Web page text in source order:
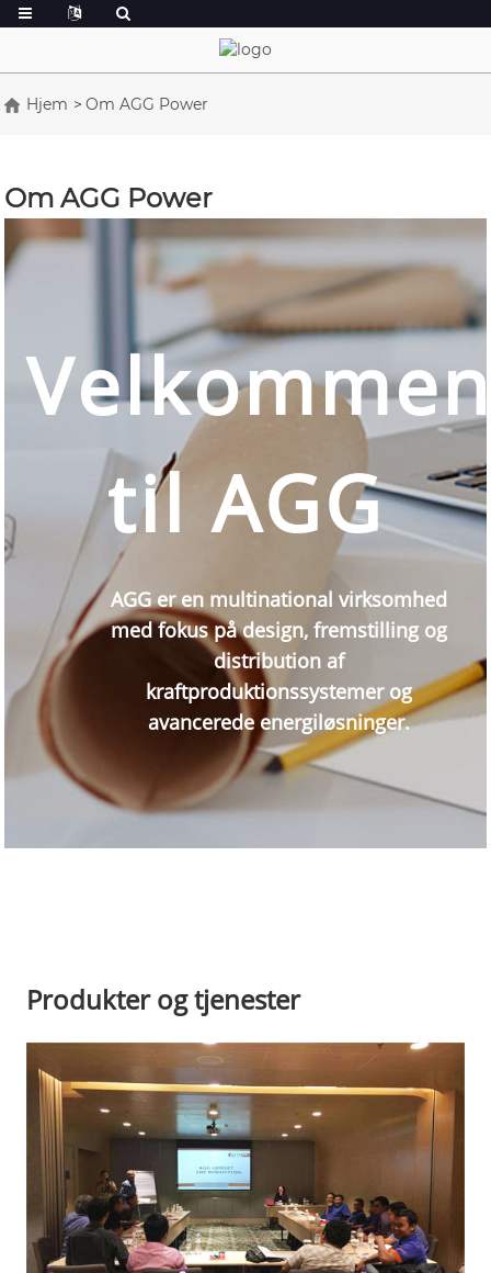
Hjem Om AGG Power
Om AGG Power
til AGG
AGG er en multinational virksomhed
med fokus på design, fremstilling og
distribution af
kraftproduktionssystemer og
avancerede energiløsninger.
Produkter og tjenester